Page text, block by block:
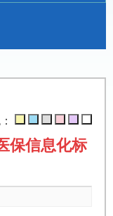
保信息化标